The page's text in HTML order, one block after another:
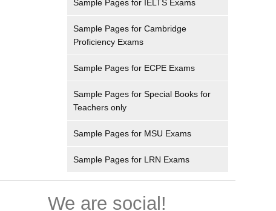
Sample Pages for IELTS Exams
Sample Pages for Cambridge
Proficiency Exams
Sample Pages for ECPE Exams
Sample Pages for Special Books for
Teachers only
Sample Pages for MSU Exams
Sample Pages for LRN Exams
We are social!